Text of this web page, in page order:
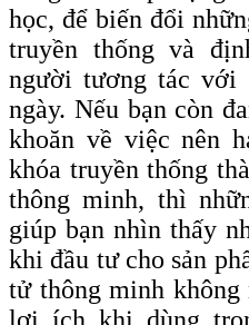
học, để biến đổi
truyền thống và
người tương tác với
ngày. Nếu bạn còn
khoăn về việc nên
khóa truyền thống
thông minh, thì
giúp bạn nhìn thấy
khi đầu tư cho sản
tử thông minh không